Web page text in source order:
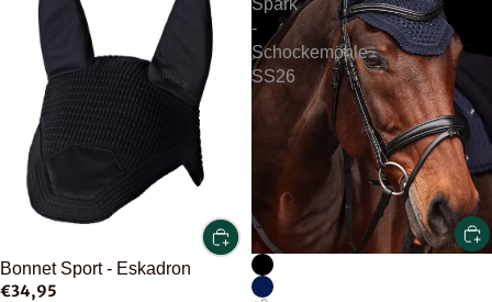
Bonnet Sport - Eskadron
€34,95
Spark
-
Schockemöhle
SS26